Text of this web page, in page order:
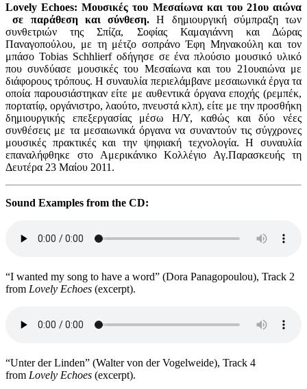
Lovely Echoes: Mουσικές του Μεσαίωνα και του 21ου αιώνα
σε παράθεση και σύνθεση.Η δημιουργική σύμπραξη των
συνθετριών της Σπίζα, Σοφίας Καμαγιάννη και Δώρας
Παναγοπούλου, με τη μέτζο σοπράνο Έφη Μηνακούλη και τον
μπάσο Tobias Schhlierf οδήγησε σε ένα πλούσιο μουσικό υλικό
που συνδύασε μουσικές του Μεσαίωνα και του 21ουαιώνα με
διάφορους τρόπους. Η συναυλία περιελάμβανε μεσαιωνικά έργα τα
οποία παρουσιάστηκαν είτε με αυθεντικά όργανα εποχής (ρεμπέκ,
πορτατίφ, οργάνιστρο, λαούτο, πνευστά κλπ), είτε με την προσθήκη
δημιουργικής επεξεργασίας μέσω H/Y, καθώς και δύο νέες
συνθέσεις με τα μεσαιωνικά όργανα να συναντούν τις σύγχρονες
μουσικές πρακτικές και την ψηφιακή τεχνολογία. Η συναυλία
επαναλήφθηκε στο Αμερικάνικο Κολλέγιο Αγ.Παρασκευής τη
Δευτέρα 23 Μαίου 2011.
Sound Examples from the CD:
“I wanted my song to have a word” (Dora Panagopoulou), Track 2
from Lovely Echoes (excerpt).
“Unter der Linden” (Walter von der Vogelweide), Track 4
from Lovely Echoes (excerpt).